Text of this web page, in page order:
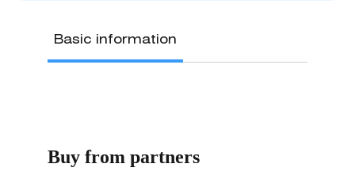
Basic information
Buy from partners